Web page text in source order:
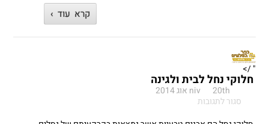
קרא עוד ›
" />
חלוקי נחל לבית ולגינה
niv
20th אוג 2014
סגור לתגובות